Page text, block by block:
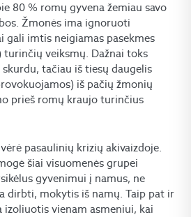
80 % romų gyvena žemiau savo
Žmonės ima ignoruoti
gali imtis neigiamas pasekmes
turinčių veiksmų. Dažnai toks
skurdu, tačiau iš tiesų daugelis
iš pačių žmonių
prieš romų kraujo turinčius
pasaulinių krizių akivaizdoje.
šiai visuomenės grupei
gyvenimui į namus, ne
dirbti, mokytis iš namų. Taip pat ir
izoliuotis vienam asmeniui, kai